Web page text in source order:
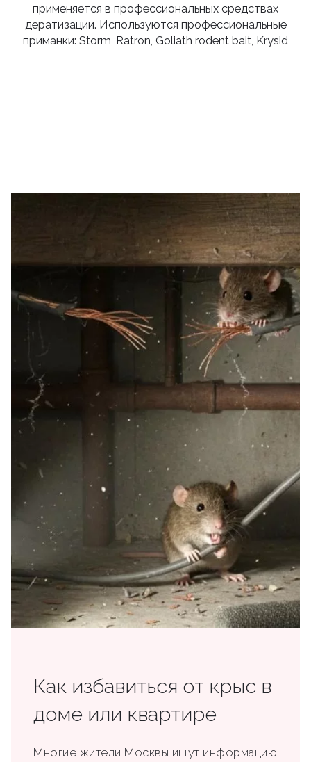
применяется в профессиональных средствах
дератизации. Используются профессиональные
приманки: Storm, Ratron, Goliath rodent bait, Krysid
Как избавиться от крыс в
доме или квартире
Многие жители Москвы ищут информацию